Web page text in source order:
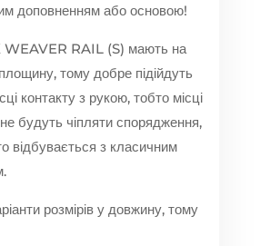
доповненням або основою!
RAIL (S) мають на
площину, тому добре підійдуть
контакту з рукою, тобто місці
будуть чіпляти спорядження,
відбувається з класичним
розмірів у довжину, тому